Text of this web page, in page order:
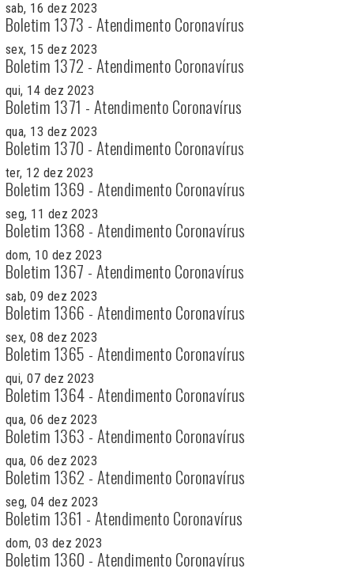
sab, 16 dez 2023
Boletim 1373 - Atendimento Coronavírus
sex, 15 dez 2023
Boletim 1372 - Atendimento Coronavírus
qui, 14 dez 2023
Boletim 1371 - Atendimento Coronavírus
qua, 13 dez 2023
Boletim 1370 - Atendimento Coronavírus
ter, 12 dez 2023
Boletim 1369 - Atendimento Coronavírus
seg, 11 dez 2023
Boletim 1368 - Atendimento Coronavírus
dom, 10 dez 2023
Boletim 1367 - Atendimento Coronavírus
sab, 09 dez 2023
Boletim 1366 - Atendimento Coronavírus
sex, 08 dez 2023
Boletim 1365 - Atendimento Coronavírus
qui, 07 dez 2023
Boletim 1364 - Atendimento Coronavírus
qua, 06 dez 2023
Boletim 1363 - Atendimento Coronavírus
qua, 06 dez 2023
Boletim 1362 - Atendimento Coronavírus
seg, 04 dez 2023
Boletim 1361 - Atendimento Coronavírus
dom, 03 dez 2023
Boletim 1360 - Atendimento Coronavírus